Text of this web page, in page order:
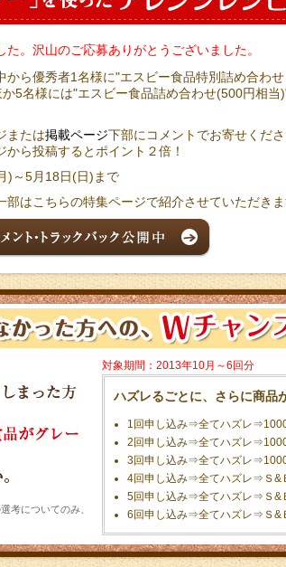
た。沢山のご応募ありがとうございました。
から優秀者1名様に"エスビー食品特別詰め合わせ
5名様には"エスビー食品詰め合わせ(500円相当
または掲載ページ下部にコメントでお寄せくだ
から投稿するとポイント２倍！
)～5月18日(日) まで
部はこちらの特集ページで紹介させていただき
考についてのみ、
対象期間：2013年10月～6回分
ハズレるごとに、さらに商品
1回申し込み⇒全てハズレ
2回申し込み⇒全てハズレ
3回申し込み⇒全てハズレ
4回申し込み⇒全てハズレ⇒Ｓ&
5回申し込み⇒全てハズレ⇒Ｓ&
6回申し込み⇒全てハズレ⇒Ｓ&